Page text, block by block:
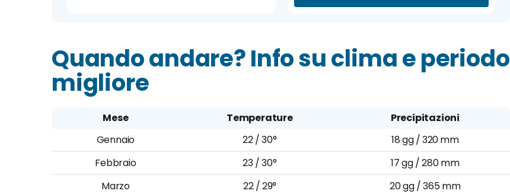
Quando andare? Info su clima e periodo
migliore
Mese Temperature
Precipitazioni
Gennaio
22 / 30°
18 gg / 320 mm
Febbraio
23 / 30°
17 gg / 280 mm
Marzo
22 / 29° 20 gg / 365 mm